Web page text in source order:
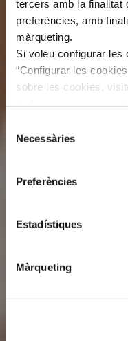
tercers amb la finalitat
preferències, amb
màrqueting.
Si voleu configurar les
“Configurar les
sobre les cookies,
Necessàries
Preferències
Estadístiques
Màrqueting